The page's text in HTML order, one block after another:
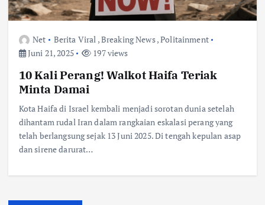
Net Berita Viral ,Breaking News,Politainment
Juni 21, 2025
197 views
10 Kali Perang! Walkot Haifa Teriak
Minta Damai
Kota Haifa di Israel kembali menjadi sorotan dunia setelah
dihantam rudal Iran dalam rangkaian eskalasi perang yang
telah berlangsung sejak 13 Juni 2025. Di tengah kepulan asap
dan sirene darurat…